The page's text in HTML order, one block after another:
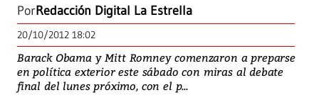
PorRedacción Digital La Estrella
20/10/2012 18:02
Barack Obama y Mitt Romney comenzaron a preparse
en política exterior este sábado con miras al debate
final del lunes próximo, con el p...